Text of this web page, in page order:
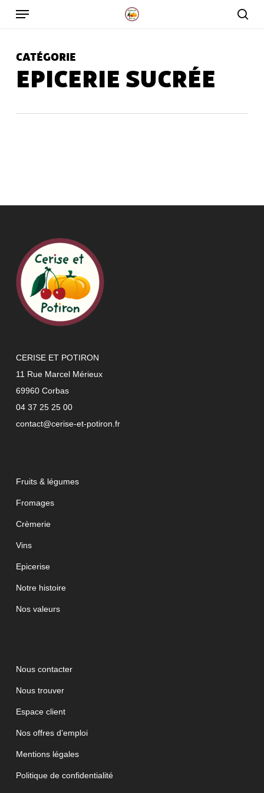
contentCATÉGORIE
EPICERIE SUCRÉE
CERISE ET POTIRON
11 Rue Marcel Mérieux
69960 Corbas
04 37 25 25 00
contact@cerise-et-potiron.fr
Fruits & légumes
Fromages
Crèmerie
Vins
Epicerise
Notre histoire
Nos valeurs
Nous contacter
Nous trouver
Espace client
Nos offres d’emploi
Mentions légales
Politique de confidentialité